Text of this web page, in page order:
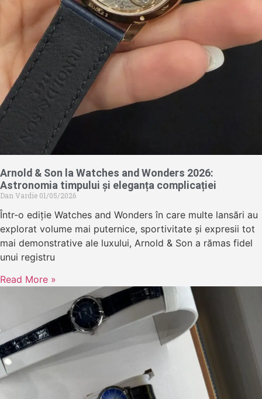
Arnold & Son la Watches and Wonders 2026:
Astronomia timpului și eleganța complicației
Dan Vardie 01/05/2026
Într-o ediție Watches and Wonders în care multe lansări au
explorat volume mai puternice, sportivitate și expresii tot
mai demonstrative ale luxului, Arnold & Son a rămas fidel
unui registru
Read More »